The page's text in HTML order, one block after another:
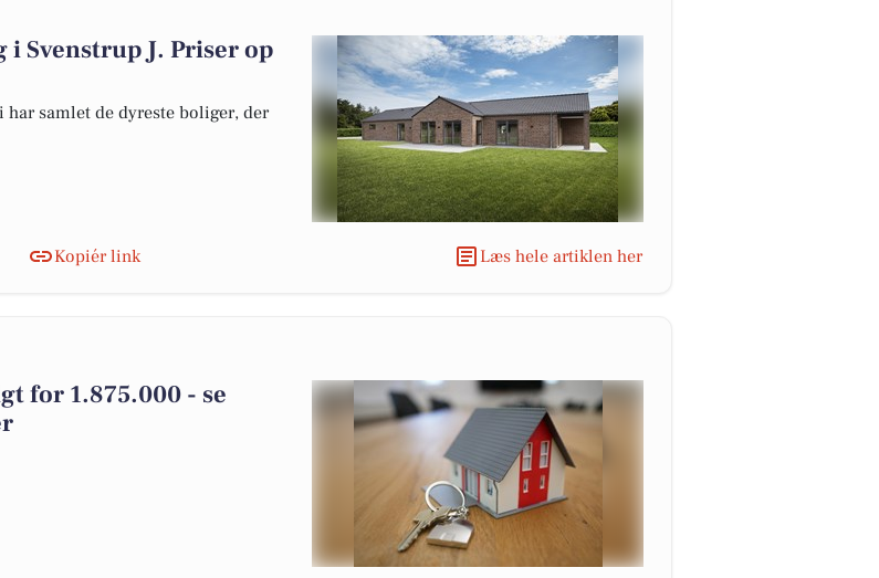
Svenstrup J. Priser op
samlet de dyreste boliger, der
Kopiér link Læs hele artiklen her
for 1.875.000 - se